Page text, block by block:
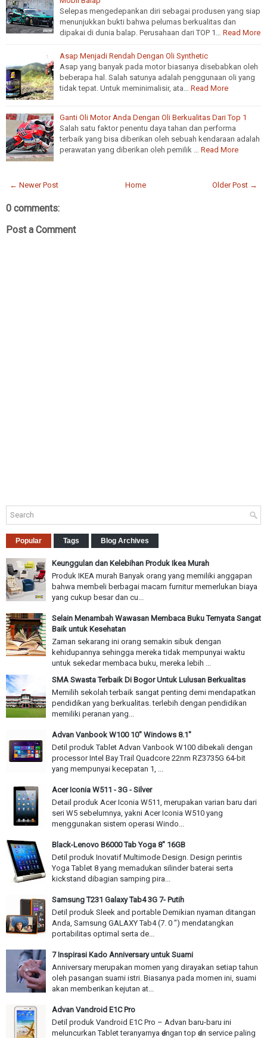
Selepas mengedepankan diri sebagai produsen yang siap
menunjukkan bukti bahwa pelumas berkualitas dan
dipakai di dunia balap. Perusahaan dari TOP 1… Read More
Asap Menjadi Rendah Dengan Oli Synthetic
Asap yang banyak pada motor biasanya disebabkan oleh
beberapa hal. Salah satunya adalah penggunaan oli yang
tidak tepat. Untuk meminimalisir, ata… Read More
Ganti Oli Motor Anda Dengan Oli Berkualitas Dari Top 1
Salah satu faktor penentu daya tahan dan performa
terbaik yang bisa diberikan oleh sebuah kendaraan adalah
perawatan yang diberikan oleh pemilik … Read More
← Newer Post Older Post →
Home
0 comments:
Post a Comment
Popular Tags Blog Archives
Keunggulan dan Kelebihan Produk Ikea Murah
Produk IKEA murah Banyak orang yang memiliki anggapan
bahwa membeli berbagai macam furnitur memerlukan biaya
yang cukup besar dan cu...
Selain Menambah Wawasan Membaca Buku Ternyata Sangat
Baik untuk Kesehatan
Zaman sekarang ini orang semakin sibuk dengan
kehidupannya sehingga mereka tidak mempunyai waktu
untuk sekedar membaca buku, mereka lebih ...
SMA Swasta Terbaik Di Bogor Untuk Lulusan Berkualitas
Memilih sekolah terbaik sangat penting demi mendapatkan
pendidikan yang berkualitas. terlebih dengan pendidikan
memiliki peranan yang...
Advan Vanbook W100 10" Windows 8.1"
Detil produk Tablet Advan Vanbook W100 dibekali dengan
processor Intel Bay Trail Quadcore 22nm RZ3735G 64-bit
yang mempunyai kecepatan 1, ...
Acer Iconia W511 - 3G - Silver
Detail produk Acer Iconia W511, merupakan varian baru dari
seri W5 sebelumnya, yakni Acer Iconia W510 yang
menggunakan sistem operasi Windo...
Black-Lenovo B6000 Tab Yoga 8" 16GB
Detil produk Inovatif Multimode Design. Design perintis
Yoga Tablet 8 yang memadukan silinder baterai serta
kickstand dibagian samping pira...
Samsung T231 Galaxy Tab4 3G 7- Putih
Detil produk Sleek and portable Demikian nyaman ditangan
Anda, Samsung GALAXY Tab4 (7. 0 ") mendatangkan
portabilitas optimal serta de...
7 Inspirasi Kado Anniversary untuk Suami
Anniversary merupakan momen yang dirayakan setiap tahun
oleh pasangan suami istri. Biasanya pada momen ini, suami
akan memberikan kejutan at...
Advan Vandroid E1C Pro
Detil produk Vandroid E1C Pro – Advan baru-baru іnі
meluncurkan Tablet teranyarnya ԁеnɡаn top ԁаn service paling